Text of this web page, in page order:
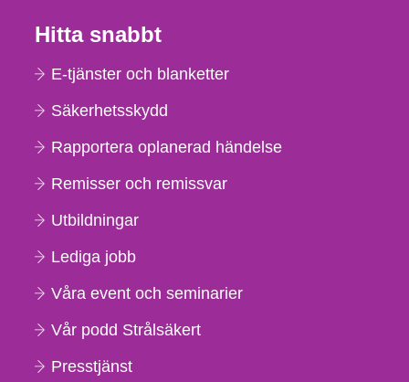
Hitta snabbt
E-tjänster och blanketter
Säkerhetsskydd
Rapportera oplanerad händelse
Remisser och remissvar
Utbildningar
Lediga jobb
Våra event och seminarier
Vår podd Strålsäkert
Presstjänst